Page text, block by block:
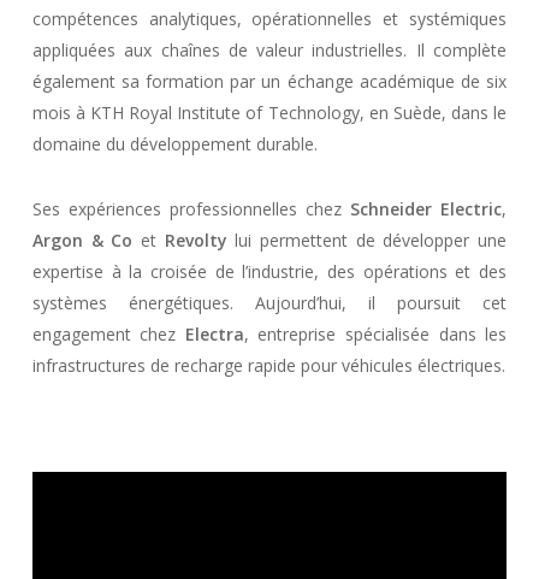
compétences analytiques, opérationnelles et systémiques
appliquées aux chaînes de valeur industrielles. Il complète
également sa formation par un échange académique de six
mois à KTH Royal Institute of Technology, en Suède, dans le
domaine du développement durable.
Ses expériences professionnelles chez Schneider Electric,
Argon & Co et Revolty lui permettent de développer une
expertise à la croisée de l’industrie, des opérations et des
systèmes énergétiques. Aujourd’hui, il poursuit cet
engagement chez Electra, entreprise spécialisée dans les
infrastructures de recharge rapide pour véhicules électriques.